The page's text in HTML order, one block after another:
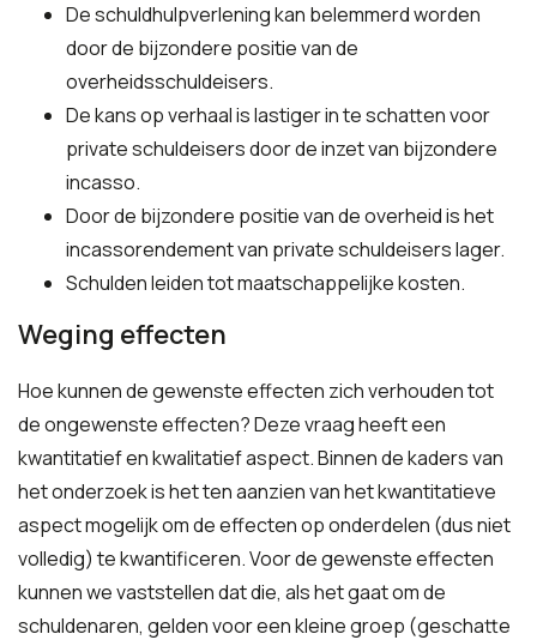
De schuldhulpverlening kan belemmerd worden
door de bijzondere positie van de
overheidsschuldeisers.
De kans op verhaal is lastiger in te schatten voor
private schuldeisers door de inzet van bijzondere
incasso.
Door de bijzondere positie van de overheid is het
incassorendement van private schuldeisers lager.
Schulden leiden tot maatschappelijke kosten.
Weging effecten
Hoe kunnen de gewenste effecten zich verhouden tot
de ongewenste effecten? Deze vraag heeft een
kwantitatief en kwalitatief aspect. Binnen de kaders van
het onderzoek is het ten aanzien van het kwantitatieve
aspect mogelijk om de effecten op onderdelen (dus niet
volledig) te kwantificeren. Voor de gewenste effecten
kunnen we vaststellen dat die, als het gaat om de
schuldenaren, gelden voor een kleine groep (geschatte